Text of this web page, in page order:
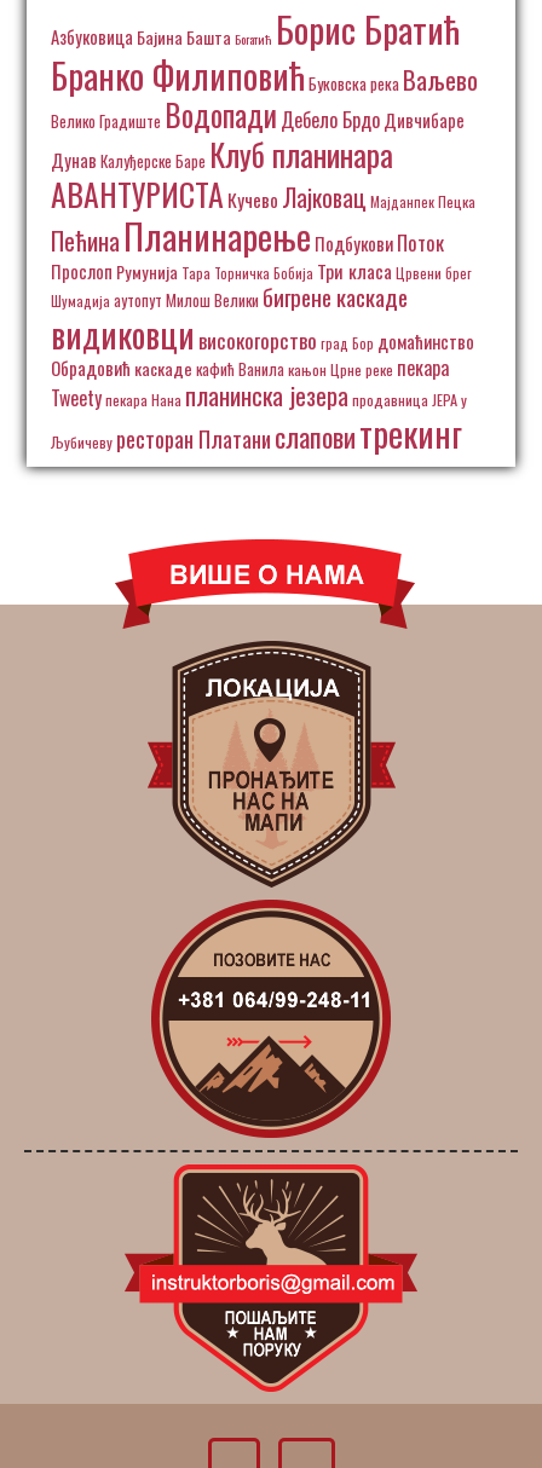
Азбуковица Бајина Башта Богатић Борис Братић
Бранко Филиповић Буковска река Ваљево
Велико Градиште Водопади Дебело БрдоДивчибаре
Дунав Калуђерске Баре Клуб планинара
АВАНТУРИСТА Кучево Лајковац Мајданпек Пецка
Пећина Планинарење ПодбуковиПоток
Прослоп Румунија Тара Торничка Бобија Три класа Црвени брег
Шумадија аутопут Милош Велики бигрене каскаде
видиковци високогорство град Бор домаћинство
Обрадовић каскаде кафић Ванила кањон Црне реке пекара
Tweetyпекара Нана планинска језера продавница ЈЕРА у
Љубичеву ресторан Платанислаповитрекинг